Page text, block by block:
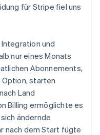
für Stripe fiel uns
und
nur eines Monats
Abonnements,
starten
Land
Billing ermöglichte es
ändernde
nach dem Start fügte